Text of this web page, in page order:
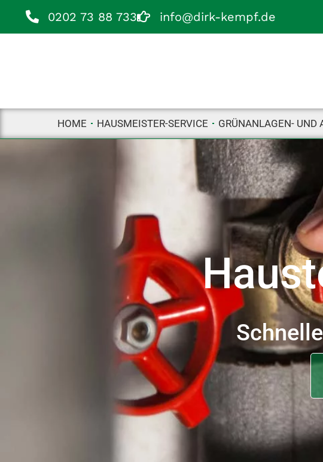
0202 73 88 733 info@dirk-kempf.de
HOME HAUSMEISTER-SERVICE GRÜNANLAGEN- UND